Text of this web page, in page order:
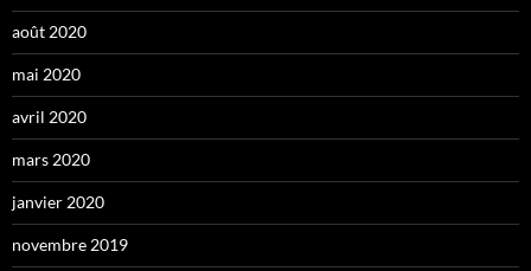
août 2020
mai 2020
avril 2020
mars 2020
janvier 2020
novembre 2019